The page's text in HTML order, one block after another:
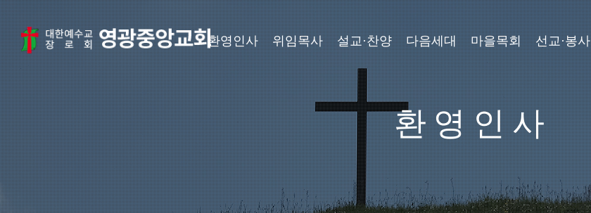
환영인사 위임목사 설교·찬양 다음세대 마을목회 선교·봉사
환영인사